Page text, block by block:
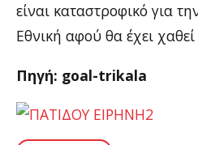
είναι καταστροφικό για
Εθνική αφού θα έχει
Πηγή: goal-trikala